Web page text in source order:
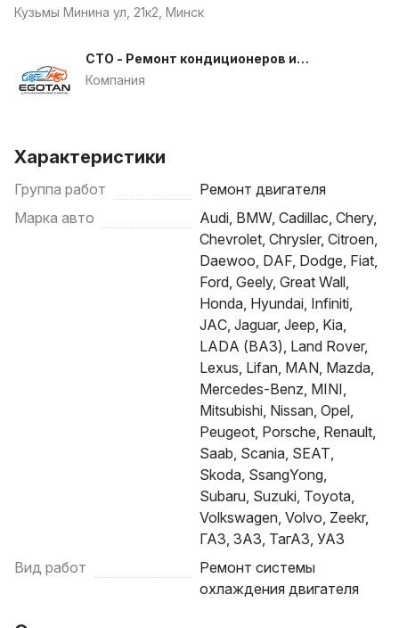
Кузьмы Минина ул, 21к2, Минск
СТО - Ремонт кондиционеров и
печек
Компания
Характеристики
Группа работ
Ремонт двигателя
Марка авто
Audi, BMW, Cadillac, Chery,
Chevrolet, Chrysler, Citroen,
Daewoo, DAF, Dodge, Fiat,
Ford, Geely, Great Wall,
Honda, Hyundai, Infiniti,
JAC, Jaguar, Jeep, Kia,
LADA (ВАЗ), Land Rover,
Lexus, Lifan, MAN, Mazda,
Mercedes-Benz, MINI,
Mitsubishi, Nissan, Opel,
Peugeot, Porsche, Renault,
Saab, Scania, SEAT,
Skoda, SsangYong,
Subaru, Suzuki, Toyota,
Volkswagen, Volvo, Zeekr,
ГАЗ, ЗАЗ, ТагАЗ, УАЗ
Вид работ
Ремонт системы
охлаждения двигателя